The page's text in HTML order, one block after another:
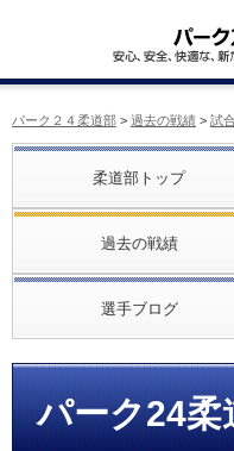
パーク２４柔道部 > 過去の戦績 > 試
柔道部トップ
過去の戦績
選手ブログ
パーク24柔